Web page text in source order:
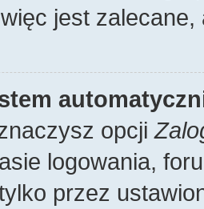
jest zalecane,
opcji
logowania,
przez